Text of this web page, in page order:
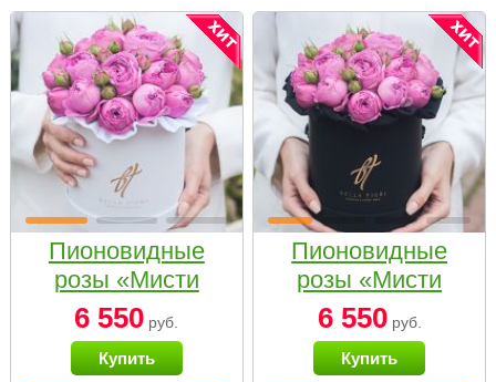
Пионовидные
розы «Мисти
бабблс» в белой
коробке Small
6 550 руб.
Купить
Пионовидные
розы «Мисти
бабблс» в
черной коробке
Small
6 550руб.
Купить